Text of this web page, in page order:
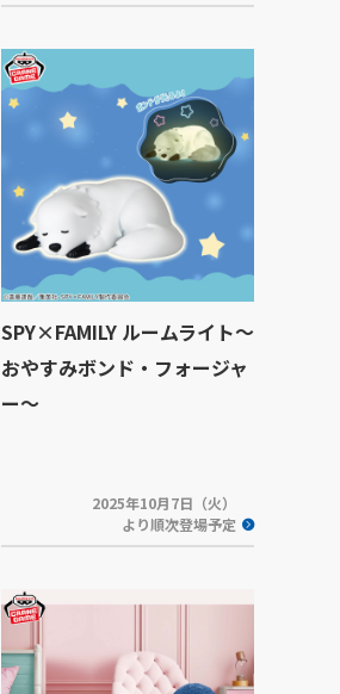
SPY×FAMILY ルームライト～
おやすみボンド・フォージャ
ー～
2025年10月7日（火）
より順次登場予定